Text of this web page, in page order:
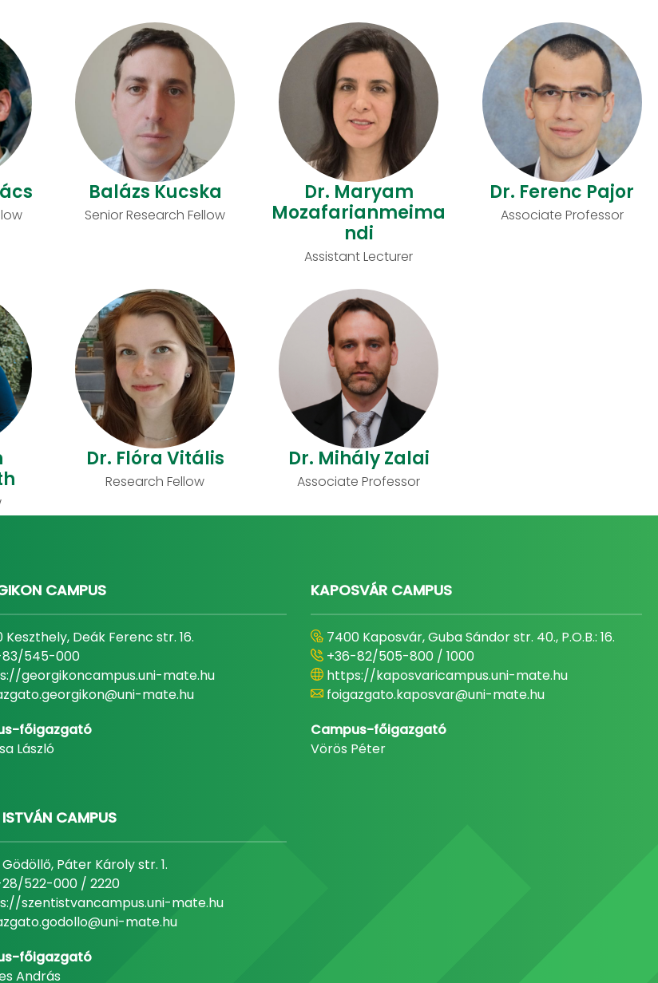
Balázs Kucska
Senior Research Fellow
Dr. Maryam
Mozafarianmeima
ndi
Assistant Lecturer
Dr. Ferenc Pajor
Associate Professor
Dr. Flóra Vitális
Research Fellow
Dr. Mihály Zalai
Associate Professor
CAMPUS
Keszthely, Deák Ferenc str. 16.
545-000
georgikoncampus.uni-mate.hu
mate.hu
főigazgató
László
KAPOSVÁR CAMPUS
7400 Kaposvár, Guba Sándor str. 40., P.O.B.: 16.
+36-82/505-800 / 1000
https://kaposvaricampus.uni-mate.hu
foigazgato.kaposvar@uni-mate.hu
Campus-főigazgató
Vörös Péter
ISTVÁN CAMPUS
Gödöllő, Páter Károly str. 1.
522-000 / 2220
szentistvancampus.uni-mate.hu
mate.hu
főigazgató
András